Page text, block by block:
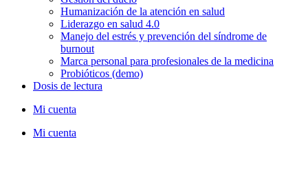
Humanización de la atención en salud
Liderazgo en salud 4.0
Manejo del estrés y prevención del síndrome de
burnout
Marca personal para profesionales de la medicina
Probióticos (demo)
Dosis de lectura
Mi cuenta
Mi cuenta